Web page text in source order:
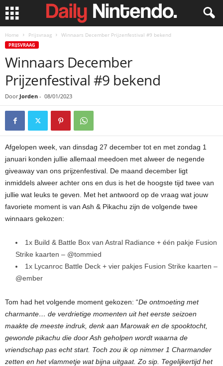
Home Prijsvraag Winnaars December Prijzenfestival #9 bekend
PRIJSVRAAG
Winnaars December
Prijzenfestival #9 bekend
Door Jorden - 08/01/2023
Afgelopen week, van dinsdag 27 december tot en met zondag 1
januari konden jullie allemaal meedoen met alweer de negende
giveaway van ons prijzenfestival. De maand december ligt
inmiddels alweer achter ons en dus is het de hoogste tijd twee van
jullie wat leuks te geven. Met het antwoord op de vraag wat jouw
favoriete moment is van Ash & Pikachu zijn de volgende twee
winnaars gekozen:
1x Build & Battle Box van Astral Radiance + één pakje Fusion
Strike kaarten – @tommied
1x Lycanroc Battle Deck + vier pakjes Fusion Strike kaarten –
@ember
Tom had het volgende moment gekozen: “De ontmoeting met
charmante… de verdrietige momenten uit het eerste seizoen
maakte de meeste indruk, denk aan Marowak en de spooktocht,
gewonde pikachu die door Ash geholpen wordt waarna de
vriendschap pas echt start. Toch zou ik op nimmer 1 Charmander
zetten en het vlammetje wat bijna uitgaat. Zo sip. Tegelijkertijd het